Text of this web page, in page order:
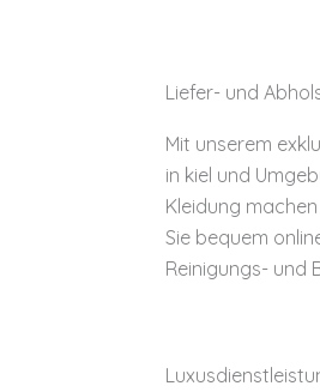
Liefer- und
Mit unserem
in kiel und
Kleidung
Sie bequem
Reinigungs- und